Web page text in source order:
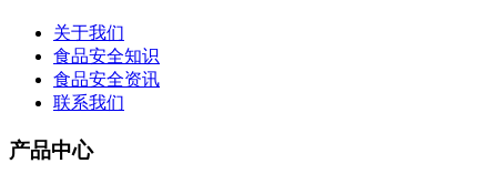
关于我们
食品安全知识
食品安全资讯
联系我们
产品中心